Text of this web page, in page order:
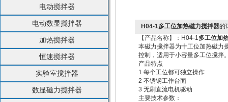
电动搅拌器
电动数显搅拌器
加热搅拌器
恒速搅拌器
实验室搅拌器
数显磁力搅拌器
H04-1多工位加热磁力搅拌器的
【产品名称】：H04-1多工位加
本磁力搅拌器为十工位加热磁力
控制，适用于小容量多工位搅拌
产品特点
1 每个工位都可独立操作
2 不锈钢工作台面
3 无刷直流电机驱动
主要技术参数：